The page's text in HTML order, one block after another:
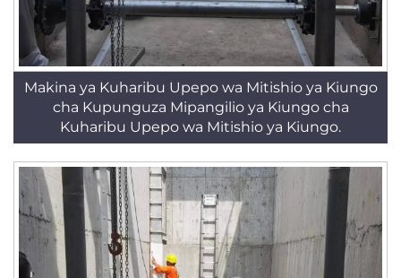
Makina ya Kuharibu Upepo wa Mitishio ya Kiungo
cha Kupunguza Mipangilio ya Kiungo cha
Kuharibu Upepo wa Mitishio ya Kiungo.